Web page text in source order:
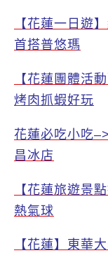
【花蓮一日遊
首搭普悠瑪
【花蓮團體活
烤肉抓蝦好玩
花蓮必吃小吃
昌冰店
【花蓮旅遊景
熱氣球
【花蓮】東華